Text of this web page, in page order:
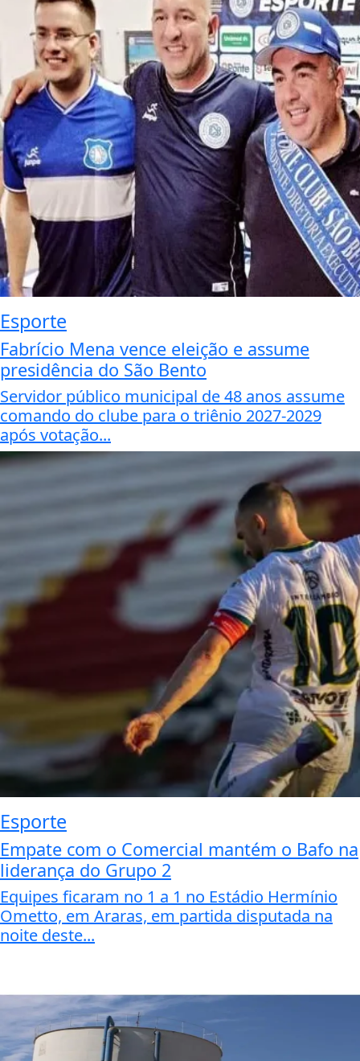
Esporte
Fabrício Mena vence eleição e assume
presidência do São Bento
Servidor público municipal de 48 anos assume
comando do clube para o triênio 2027-2029
após votação...
Esporte
Empate com o Comercial mantém o Bafo na
liderança do Grupo 2
Equipes ficaram no 1 a 1 no Estádio Hermínio
Ometto, em Araras, em partida disputada na
noite deste...